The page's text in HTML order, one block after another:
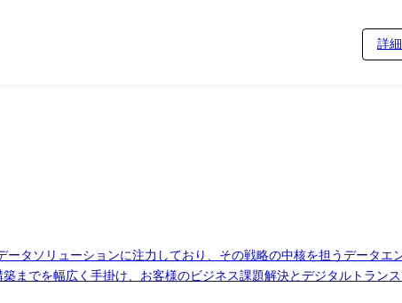
業務の範囲を指します。
詳
までを幅広く手掛け、お客様のビジネス課題解決とデジタルトラン